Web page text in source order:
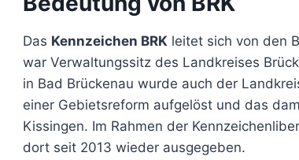
Das Kennzeichen BRK leitet sich von den
war Verwaltungssitz des Landkreises
in Bad Brückenau wurde auch der
einer Gebietsreform aufgelöst und das
Kissingen. Im Rahmen der
dort seit 2013 wieder ausgegeben.